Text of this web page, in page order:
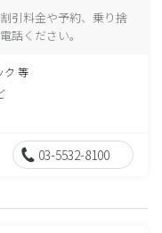
引料金や予約、乗り捨
話ください。
ク 等
03-5532-8100